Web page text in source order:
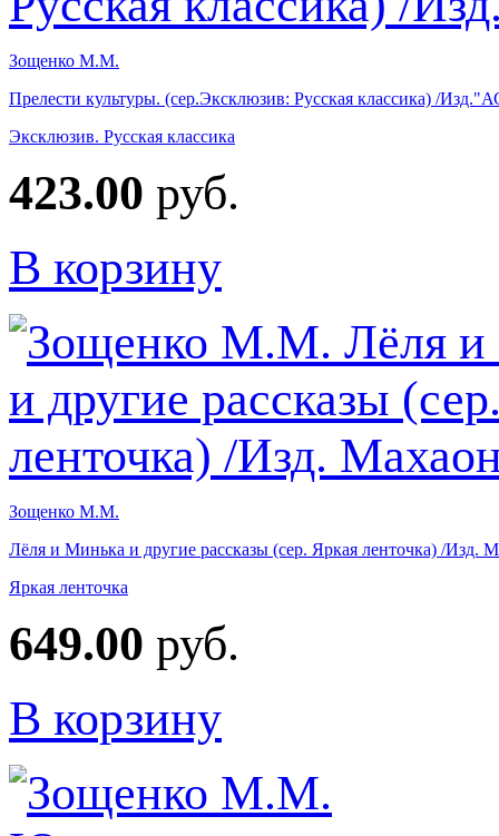
Зощенко М.М.
Прелести культуры. (сер.Эксклюзив: Русская классика) /
Эксклюзив. Русская классика
423.00 руб.
В корзину
Зощенко М.М.
Лёля и Минька и другие рассказы (сер. Яркая ленточка) /Изд.
Яркая ленточка
649.00 руб.
В корзину